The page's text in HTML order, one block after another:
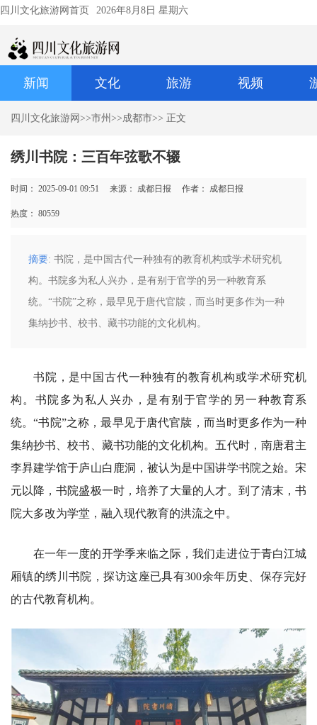
四川文化旅游网首页 2026年8月8日 星期六
新闻 文化 旅游 视频
四川文化旅游网 >>市州 >>成都市>> 正文
绣川书院：三百年弦歌不辍
时间： 2025-09-01 09:51 来源： 成都日报 作者： 成都日报
热度： 80559
摘要: 书院，是中国古代一种独有的教育机构或学术研究机
构。书院多为私人兴办，是有别于官学的另一种教育系
统。“书院”之称，最早见于唐代官牍，而当时更多作为一种
集纳抄书、校书、藏书功能的文化机构。
书院，是中国古代一种独有的教育机构或学术研究机
构。书院多为私人兴办，是有别于官学的另一种教育系
统。“书院”之称，最早见于唐代官牍，而当时更多作为一种
集纳抄书、校书、藏书功能的文化机构。五代时，南唐君主
李昪建学馆于庐山白鹿洞，被认为是中国讲学书院之始。宋
元以降，书院盛极一时，培养了大量的人才。到了清末，书
院大多改为学堂，融入现代教育的洪流之中。
在一年一度的开学季来临之际，我们走进位于青白江城
厢镇的绣川书院，探访这座已具有300余年历史、保存完好
的古代教育机构。